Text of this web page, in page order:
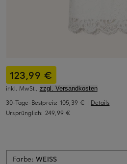
123,99 €
inkl. MwSt., zzgl. Versandkosten
30-Tage-Bestpreis: 105,39 € | Details
Ursprünglich: 249,99 €
Farbe:WEISSAktuell nicht verfügbar